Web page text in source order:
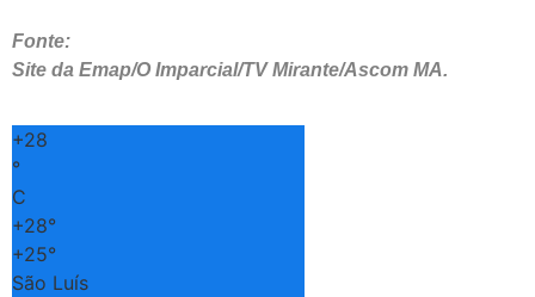
+28
°
C
+28°
+25°
São Luís
Fonte:
Site da Emap/O Imparcial/TV Mirante/Ascom MA.